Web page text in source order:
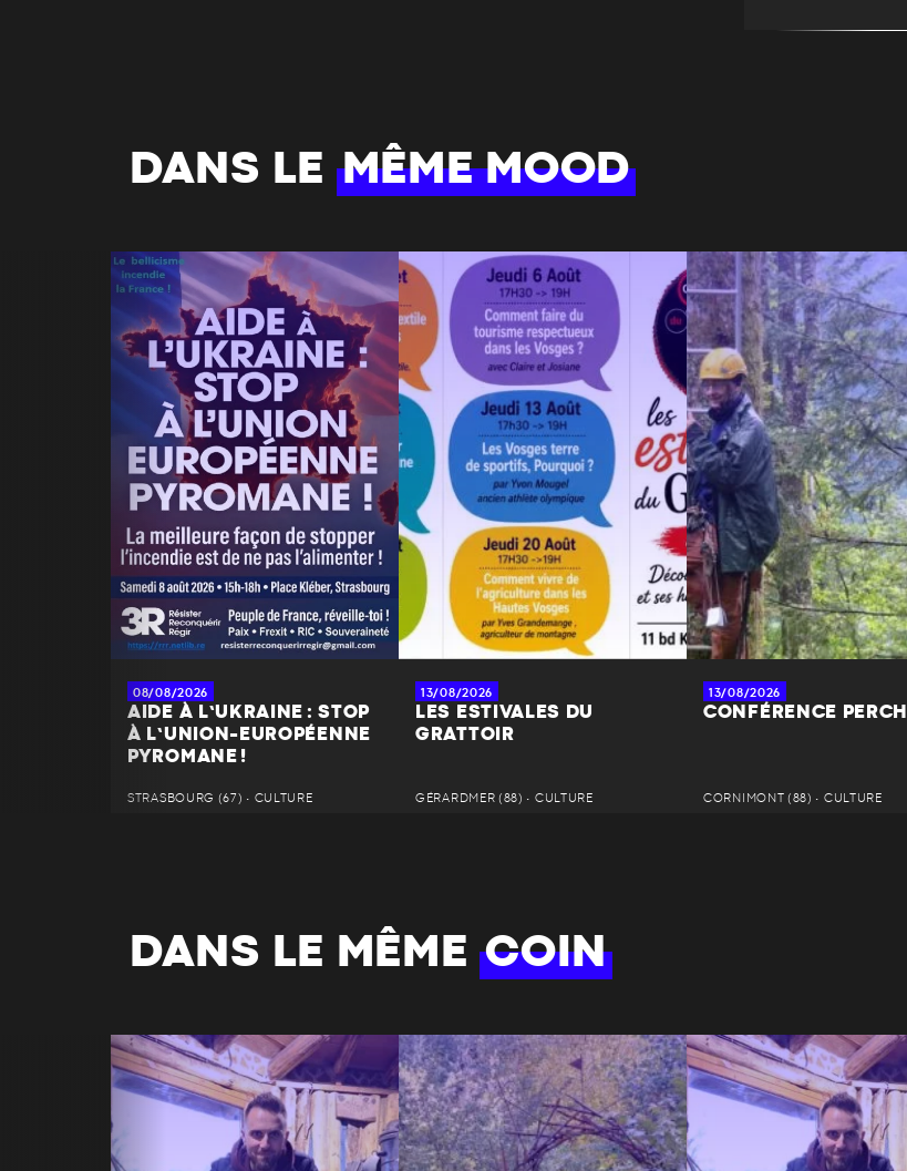
DANS LE MÊME MOOD
08/08/2026
AIDE À L’UKRAINE : STOP
À L’UNION-EUROPÉENNE
PYROMANE !
STRASBOURG (67) • CULTURE
13/08/2026
LES ESTIVALES DU
GRATTOIR
GÉRARDMER (88) • CULTURE
13/08/2026
CONFÉRENCE
CORNIMONT (88) • CULTURE
DANS LE MÊMECOIN